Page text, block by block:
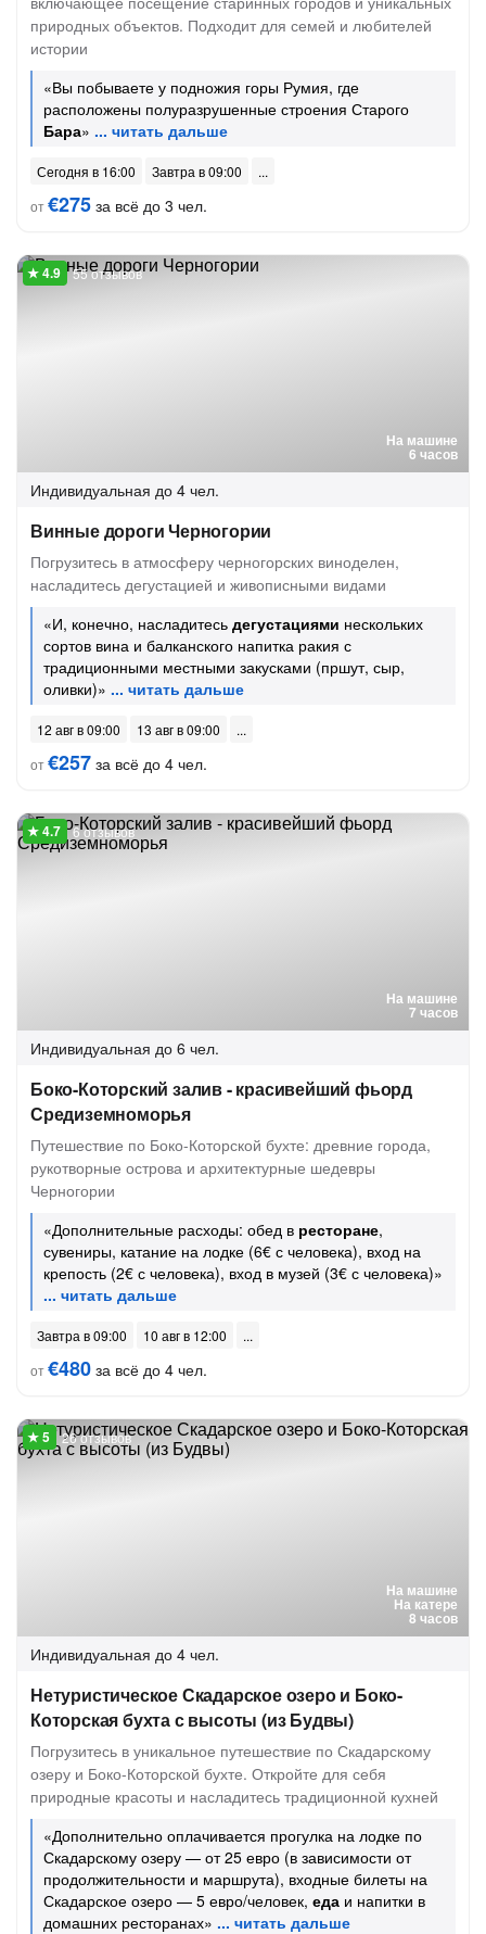
природных объектов. Подходит для семей и любителей
истории
«Вы побываете у подножия горы Румия, где
расположены полуразрушенные строения Старого
Бара»
Сегодня в 16:00
Завтра в 09:00
от€275 за всё до 3 чел.
На машине
6 часов
55 отзывов
Индивидуальная до 4 чел.
Винные дороги Черногории
Погрузитесь в атмосферу черногорских виноделен,
насладитесь дегустацией и живописными видами
«И, конечно, насладитесь дегустациями нескольких
сортов вина и балканского напитка ракия с
традиционными местными закусками (пршут, сыр,
оливки)»
12 авг в 09:00
13 авг в 09:00
от€257 за всё до 4 чел.
На машине
7 часов
6 отзывов
Индивидуальная до 6 чел.
Боко-Которский залив - красивейший фьорд
Средиземноморья
Путешествие по Боко-Которской бухте: древние города,
рукотворные острова и архитектурные шедевры
Черногории
«Дополнительные расходы: обед в ресторане,
сувениры, катание на лодке (6€ с человека), вход на
крепость (2€ с человека), вход в музей (3€ с человека)»
Завтра в 09:00
10 авг в 12:00
от€480 за всё до 4 чел.
На машине
На катере
8 часов
26 отзывов
Индивидуальная до 4 чел.
Нетуристическое Скадарское озеро и Боко-
Которская бухта с высоты (из Будвы)
Погрузитесь в уникальное путешествие по Скадарскому
озеру и Боко-Которской бухте. Откройте для себя
природные красоты и насладитесь традиционной кухней
«Дополнительно оплачивается прогулка на лодке по
Скадарскому озеру — от 25 евро (в зависимости от
продолжительности и маршрута), входные билеты на
Скадарское озеро — 5 евро/человек, еда и напитки в
домашних ресторанах»